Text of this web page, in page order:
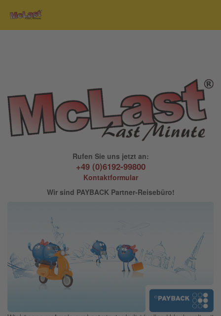
Rufen Sie uns jetzt an:
+49 (0)6192-99800
Kontaktformular
Wir sind PAYBACK Partner-Reisebüro!